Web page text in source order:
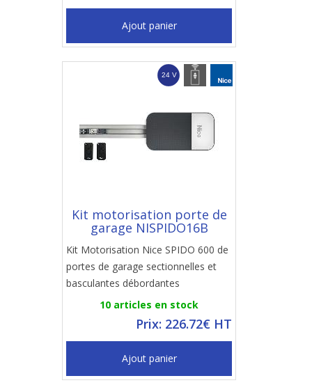
Ajout panier
Kit motorisation porte de
garage NISPIDO16B
Kit Motorisation Nice SPIDO 600 de
portes de garage sectionnelles et
basculantes débordantes
10 articles en stock
Prix: 226.72€ HT
Ajout panier